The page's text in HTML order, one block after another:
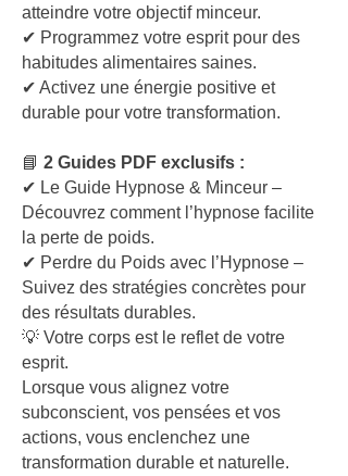
atteindre votre objectif minceur.
✔ Programmez votre esprit pour des
habitudes alimentaires saines.
✔ Activez une énergie positive et
durable pour votre transformation.
📘 2 Guides PDF exclusifs :
✔ Le Guide Hypnose & Minceur –
Découvrez comment l’hypnose facilite
la perte de poids.
✔ Perdre du Poids avec l’Hypnose –
Suivez des stratégies concrètes pour
des résultats durables.
💡 Votre corps est le reflet de votre
esprit.
Lorsque vous alignez votre
subconscient, vos pensées et vos
actions, vous enclenchez une
transformation durable et naturelle.